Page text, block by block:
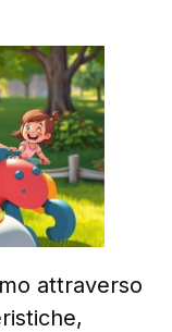
attraverso